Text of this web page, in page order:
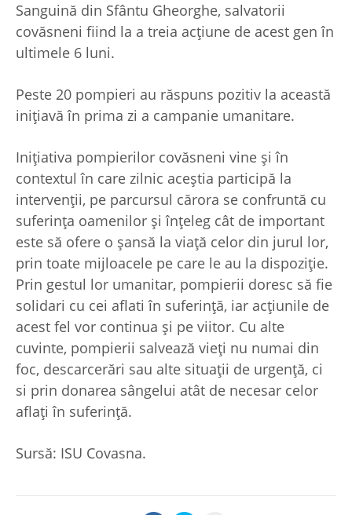
Sanguină din Sfântu Gheorghe, salvatorii
covăsneni fiind la a treia acţiune de acest gen în
ultimele 6 luni.
Peste 20 pompieri au răspuns pozitiv la această
iniţiavă în prima zi a campanie umanitare.
Iniţiativa pompierilor covăsneni vine şi în
contextul în care zilnic aceştia participă la
intervenţii, pe parcursul cărora se confruntă cu
suferinţa oamenilor şi înţeleg cât de important
este să ofere o şansă la viaţă celor din jurul lor,
prin toate mijloacele pe care le au la dispoziţie.
Prin gestul lor umanitar, pompierii doresc să fie
solidari cu cei aflati în suferinţă, iar acţiunile de
acest fel vor continua şi pe viitor. Cu alte
cuvinte, pompierii salvează vieţi nu numai din
foc, descarcerări sau alte situaţii de urgenţă, ci
si prin donarea sângelui atât de necesar celor
aflaţi în suferinţă.
Sursă: ISU Covasna.